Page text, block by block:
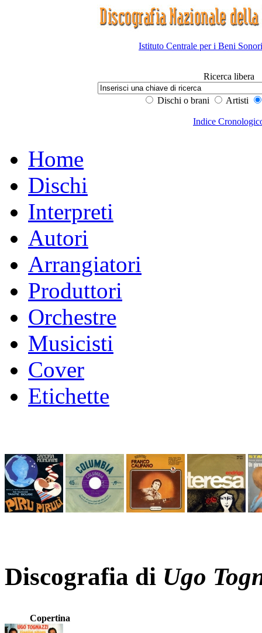
Istituto Centrale per i Beni
Ricerca libera
Dischi o brani Artisti
Indice
Home
Dischi
Interpreti
Autori
Arrangiatori
Produttori
Orchestre
Musicisti
Cover
Etichette
Discografia di Ugo
Copertina